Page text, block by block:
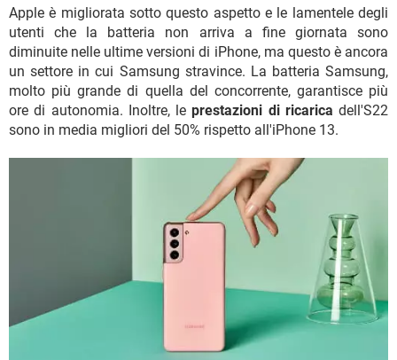
Apple è migliorata sotto questo aspetto e le lamentele degli
utenti che la batteria non arriva a fine giornata sono
diminuite nelle ultime versioni di iPhone, ma questo è ancora
un settore in cui Samsung stravince. La batteria Samsung,
molto più grande di quella del concorrente, garantisce più
ore di autonomia. Inoltre, leprestazioni di ricarica dell'S22
sono in media migliori del 50% rispetto all'iPhone 13.